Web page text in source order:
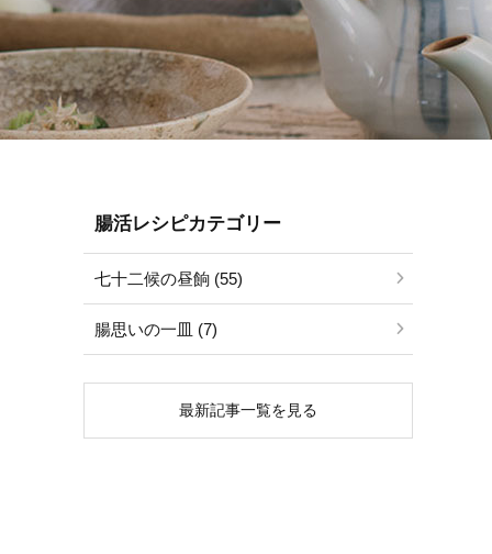
腸活レシピカテゴリー
七十二候の昼餉 (55)
腸思いの一皿 (7)
最新記事一覧を見る